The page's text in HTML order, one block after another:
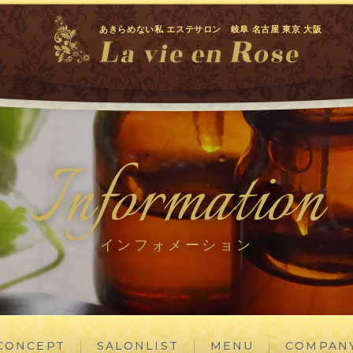
あきらめない私 エステサロン 岐阜 名古屋 東京 大阪
Information
インフォメーション
SALONLIST MENU